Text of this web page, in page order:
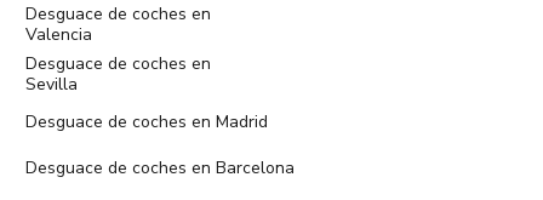
Desguace de coches en
Valencia
Desguace de coches en
Sevilla
Desguace de coches en Madrid
Desguace de coches en Barcelona